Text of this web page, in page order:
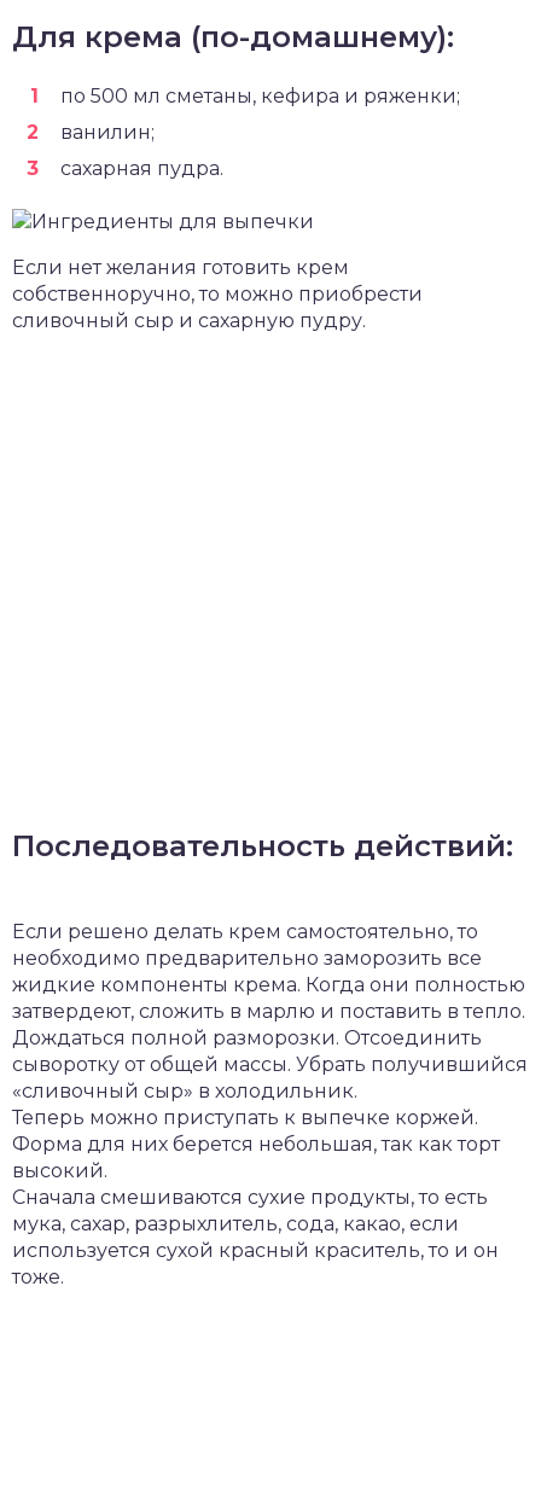
Для крема (по-домашнему):
по 500 мл сметаны, кефира и ряженки;
ванилин;
сахарная пудра.
Если нет желания готовить крем
собственноручно, то можно приобрести
сливочный сыр и сахарную пудру.
Последовательность действий:
Если решено делать крем самостоятельно, то
необходимо предварительно заморозить все
жидкие компоненты крема. Когда они полностью
затвердеют, сложить в марлю и поставить в тепло.
Дождаться полной разморозки. Отсоединить
сыворотку от общей массы. Убрать получившийся
«сливочный сыр» в холодильник.
Теперь можно приступать к выпечке коржей.
Форма для них берется небольшая, так как торт
высокий.
Сначала смешиваются сухие продукты, то есть
мука, сахар, разрыхлитель, сода, какао, если
используется сухой красный краситель, то и он
тоже.